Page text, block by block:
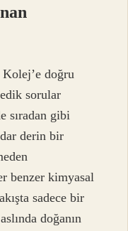
Kolej’e doğru
sorular
sıradan gibi
derin bir
benzer kimyasal
sadece bir
doğanın